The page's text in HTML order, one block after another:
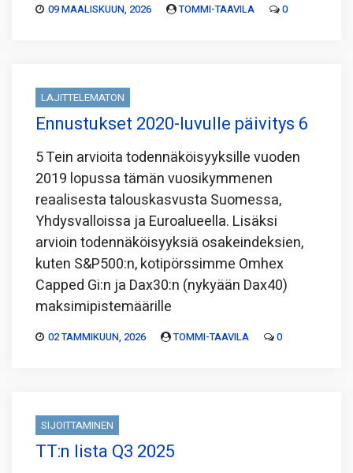
09 MAALISKUUN, 2026 TOMMI-TAAVILA 0
LAJITTELEMATON
Ennustukset 2020-luvulle päivitys 6
5 Tein arvioita todennäköisyyksille vuoden
2019 lopussa tämän vuosikymmenen
reaalisesta talouskasvusta Suomessa,
Yhdysvalloissa ja Euroalueella. Lisäksi
arvioin todennäköisyyksiä osakeindeksien,
kuten S&P500:n, kotipörssimme Omhex
Capped Gi:n ja Dax30:n (nykyään Dax40)
maksimipistemäärille
02 TAMMIKUUN, 2026 TOMMI-TAAVILA 0
SIJOITTAMINEN
TT:n lista Q3 2025